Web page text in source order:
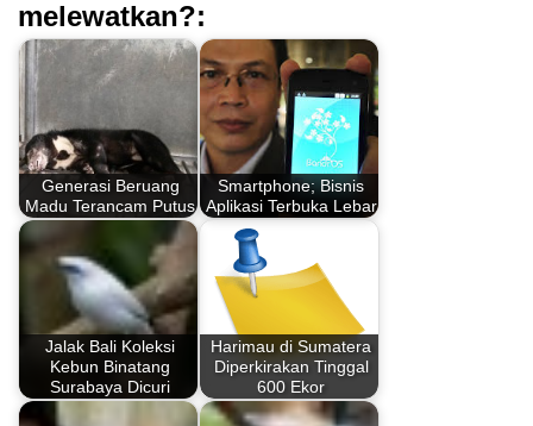
melewatkan?:
Generasi Beruang
Madu Terancam Putus
Smartphone; Bisnis
Aplikasi Terbuka Lebar
Jalak Bali Koleksi
Kebun Binatang
Surabaya Dicuri
Harimau di Sumatera
Diperkirakan Tinggal
600 Ekor